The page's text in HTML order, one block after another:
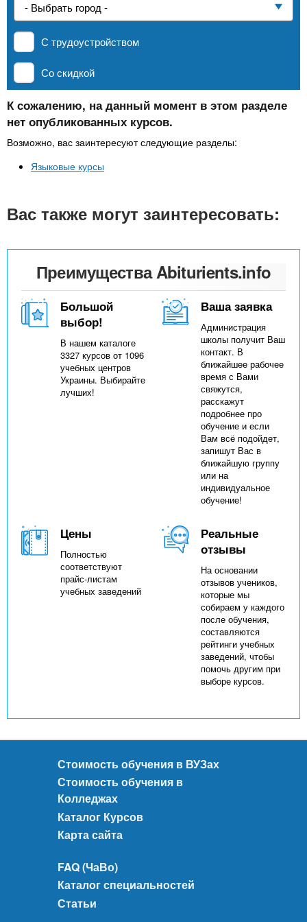
n
t
s
.
i
n
f
o
е
д
е
н
Частные школы
Онлайн курсы
За рубежом
С трудоустройством
Со скидкой
К сожалению, на данный момент в этом разделе
нет опубликованных курсов.
Возможно, вас заинтересуют следующие разделы:
Языковые курсы
Вас также могут заинтересовать:
Преимущества Abiturients.info
Большой
выбор!
В нашем каталоге
3327 курсов от 1096
учебных центров
Украины. Выбирайте
лучших!
Ваша заявка
Администрация
школы получит Ваш
контакт. В
ближайшее рабочее
время с Вами
свяжутся,
расскажут
подробнее про
обучение и если
Вам всё подойдет,
запишут Вас в
ближайшую группу
или на
индивидуальное
обучение!
Цены
Полностью
соответствуют
прайс-листам
учебных заведений
Реальные
отзывы
На основании
отзывов учеников,
которые мы
собираем у каждого
после обучения,
составляются
рейтинги учебных
заведений, чтобы
помочь другим при
выборе курсов.
Стоимость обучения в ВУЗах
Стоимость обучения в
Колледжах
Каталог Курсов
Карта сайта
FAQ (ЧаВо)
Каталог специальностей
Статьи